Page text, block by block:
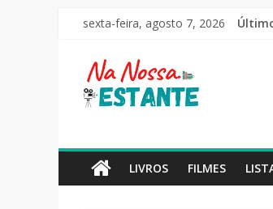
Pular
conteúdo
sexta-feira, agosto 7, 2026
Na
Nossa
Estante
LIVROS FILMES